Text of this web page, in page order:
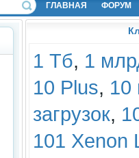
ГЛАВНАЯ ФОРУМ
1 Тб, 1
10 Plus, 10
загрузок,
101 Xenon